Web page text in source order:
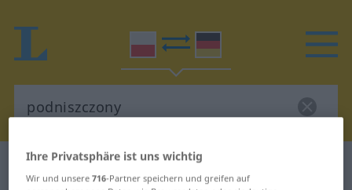
Polnisch-Deutsch Wörterbuch
Ihre Privatsphäre ist uns wichtig
Wir und unsere716-Partner speichern und greifen auf